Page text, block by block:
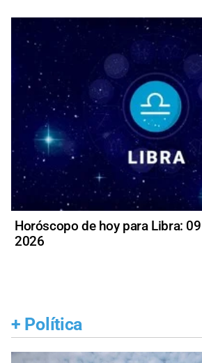
Horóscopo de hoy para Libra:
2026
+ Política